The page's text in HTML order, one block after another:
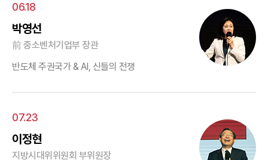
06.18
박영선
前 중소벤처기업부 장관
반도체 주권국가 & AI, 신들의 전쟁
07.23
이정현
지방시대위위원회 부위원장